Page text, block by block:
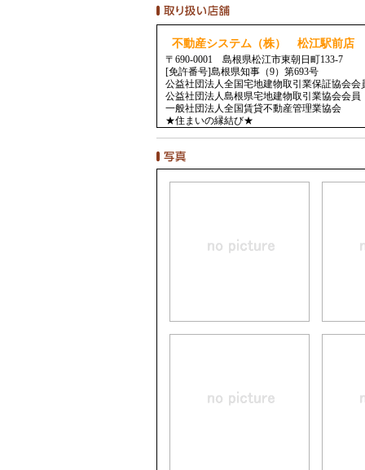
不動産システム（株） 松江駅前店
〒690-0001 島根県松江市東朝日町133-7
[免許番号]島根県知事（9）第693号
公益社団法人全国宅地建物取引業保証協会会
公益社団法人島根県宅地建物取引業協会会員
一般社団法人全国賃貸不動産管理業協会
★住まいの縁結び★